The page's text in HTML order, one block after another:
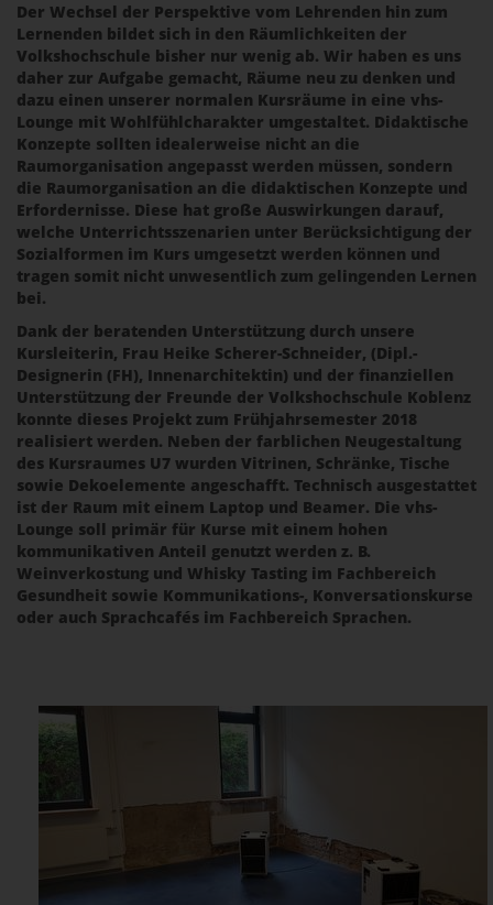
Der Wechsel der Perspektive vom Lehrenden hin zum
Lernenden bildet sich in den Räumlichkeiten der
Volkshochschule bisher nur wenig ab. Wir haben es uns
daher zur Aufgabe gemacht, Räume neu zu denken und
dazu einen unserer normalen Kursräume in eine vhs-
Lounge mit Wohlfühlcharakter umgestaltet. Didaktische
Konzepte sollten idealerweise nicht an die
Raumorganisation angepasst werden müssen, sondern
die Raumorganisation an die didaktischen Konzepte und
Erfordernisse. Diese hat große Auswirkungen darauf,
welche Unterrichtsszenarien unter Berücksichtigung der
Sozialformen im Kurs umgesetzt werden können und
tragen somit nicht unwesentlich zum gelingenden Lernen
bei.
Dank der beratenden Unterstützung durch unsere
Kursleiterin, Frau Heike Scherer-Schneider, (Dipl.-
Designerin (FH), Innenarchitektin) und der finanziellen
Unterstützung der Freunde der Volkshochschule Koblenz
konnte dieses Projekt zum Frühjahrsemester 2018
realisiert werden. Neben der farblichen Neugestaltung
des Kursraumes U7 wurden Vitrinen, Schränke, Tische
sowie Dekoelemente angeschafft. Technisch ausgestattet
ist der Raum mit einem Laptop und Beamer. Die vhs-
Lounge soll primär für Kurse mit einem hohen
kommunikativen Anteil genutzt werden z. B.
Weinverkostung und Whisky Tasting im Fachbereich
Gesundheit sowie Kommunikations-, Konversationskurse
oder auch Sprachcafés im Fachbereich Sprachen.